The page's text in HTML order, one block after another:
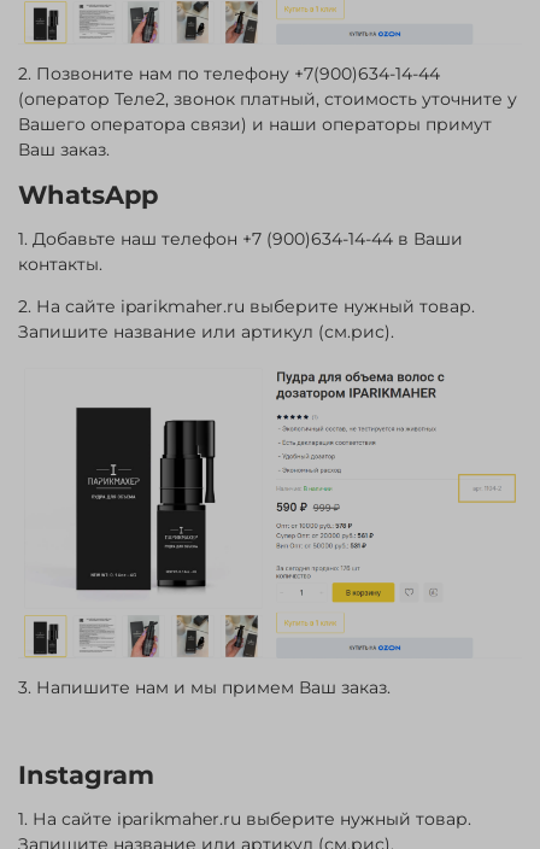
2. Позвоните нам по телефону +7(900)634-14-44
(оператор Теле2, звонок платный, стоимость уточните у
Вашего оператора связи) и наши операторы примут
Ваш заказ.
WhatsApp
1. Добавьте наш телефон +7 (900)634-14-44 в Ваши
контакты.
2. На сайте iparikmaher.ru выберите нужный товар.
Запишите название или артикул (см.рис).
3. Напишите нам и мы примем Ваш заказ.
Instagram
1. На сайте iparikmaher.ru выберите нужный товар.
Запишите название или артикул (см.рис).